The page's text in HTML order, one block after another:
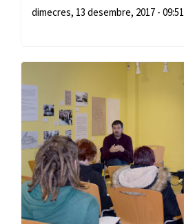
dimecres, 13 desembre, 2017 - 09:51